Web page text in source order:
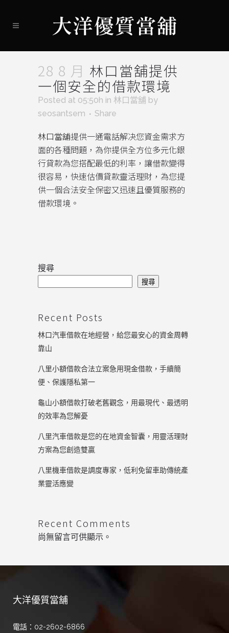
28 8 月 林口當舖提供
一個安全的借款環境
Posted at 05:50h in 林口當舖 by
seosantsem
Share
林口當舖提供一通電話解决您資金需求方
面的各種問題，為你提供全方位多元化銀
行貸款為您搭配最低的利率，讓借款變得
很容易，快速估價貸款靈活理財，為您提
供一個合法安全保密又迅速且優質服務的
借款環境。
搜尋
搜尋
Recent Posts
林口汽車借款在地經營，給您最安心的資金周轉
靠山
八里小額借款合法立案急用現金借款，手續簡
便、保護隱私第一
龜山小額借款打破老舊觀念，用最現代、最透明
的效率為您解憂
八里汽車借款是您的在地資金智囊，用靈活理財
方案為您創造雙贏
八里機車借款是調度專家，低利免留車助傳統產
業靈活應變
Recent Comments
尚無留言可供顯示。
大洋優質當舖
電話：02-2602-6866